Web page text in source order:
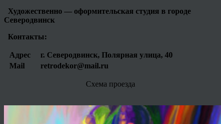
Художественно — оформительская студия в городе
Северодвинск
Контакты:
Адрес
г. Северодвинск, Полярная улица, 40
Mail
retrodekor@mail.ru
Схема проезда